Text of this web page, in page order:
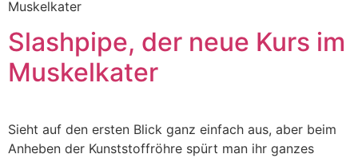
Muskelkater
Slashpipe, der neue Kurs im
Muskelkater
Sieht auf den ersten Blick ganz einfach aus, aber beim
Anheben der Kunststoffröhre spürt man ihr ganzes